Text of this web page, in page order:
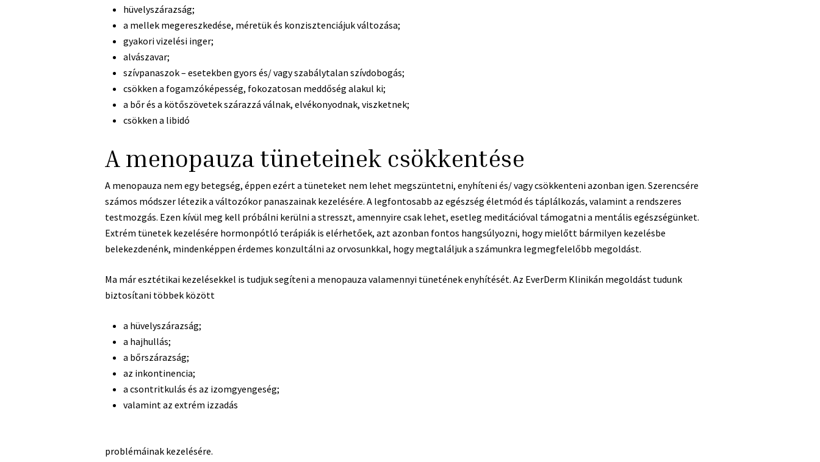
hüvelyszárazság;
a mellek megereszkedése, méretük és konzisztenciájuk változása;
gyakori vizelési inger;
alvászavar;
szívpanaszok – esetekben gyors és/ vagy szabálytalan szívdobogás;
csökken a fogamzóképesség, fokozatosan meddőség alakul ki;
a bőr és a kötőszövetek szárazzá válnak, elvékonyodnak, viszketnek;
csökken a libidó
A menopauza tüneteinek csökkentése
A menopauza nem egy betegség, éppen ezért a tüneteket nem lehet megszüntetni, enyhíteni és/ vagy csökkenteni azonban igen. Szerencsére
számos módszer létezik a változókor panaszainak kezelésére. A legfontosabb az egészség életmód és táplálkozás, valamint a rendszeres
testmozgás. Ezen kívül meg kell próbálni kerülni a stresszt, amennyire csak lehet, esetleg meditációval támogatni a mentális egészségünket.
Extrém tünetek kezelésére hormonpótló terápiák is elérhetőek, azt azonban fontos hangsúlyozni, hogy mielőtt bármilyen kezelésbe
belekezdenénk, mindenképpen érdemes konzultálni az orvosunkkal, hogy megtaláljuk a számunkra legmegfelelőbb megoldást.
Ma már esztétikai kezelésekkel is tudjuk segíteni a menopauza valamennyi tünetének enyhítését. Az EverDerm Klinikán megoldást tudunk
biztosítani többek között
a hüvelyszárazság;
a hajhullás;
a bőrszárazság;
az inkontinencia;
a csontritkulás és az izomgyengeség;
valamint az extrém izzadás
problémáinak kezelésére.